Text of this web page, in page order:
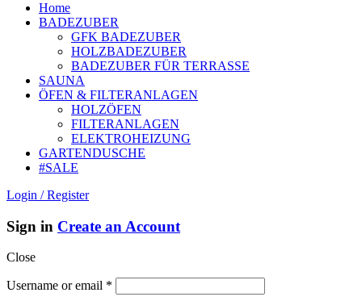
Home
BADEZUBER
GFK BADEZUBER
HOLZBADEZUBER
BADEZUBER FÜR TERRASSE
SAUNA
ÖFEN & FILTERANLAGEN
HOLZÖFEN
FILTERANLAGEN
ELEKTROHEIZUNG
GARTENDUSCHE
#SALE
Login / Register
Sign in Create an Account
Close
Username or email *